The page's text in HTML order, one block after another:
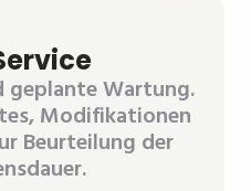
Wartung.
Modifikationen
Beurteilung der